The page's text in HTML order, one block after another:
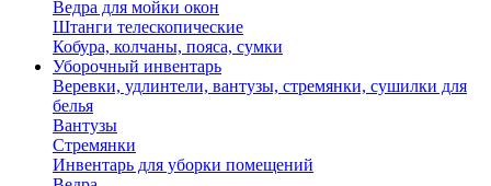
Ведра для мойки окон
Штанги телескопические
Кобура, колчаны, пояса, сумки
Уборочный инвентарь
Веревки, удлинтели, вантузы, стремянки, сушилки для
белья
Вантузы
Стремянки
Инвентарь для уборки помещений